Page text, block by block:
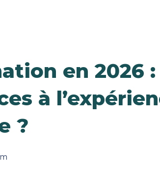
en 2026
à
?